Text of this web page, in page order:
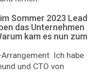
Sommer 2023 Lead
das Unternehmen
kam es nun zum
Ich habe
und CTO von